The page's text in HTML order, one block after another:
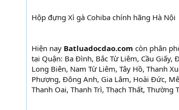
Hộp đựng Xì gà Cohiba chính hãng Hà Nội
Hiện nay Batluadocdao.com còn phân
tại Quận: Ba Đình, Bắc Từ Liêm, Cầu
Long Biên, Nam Từ Liêm, Tây Hồ, Thanh
Phượng, Đông Anh, Gia Lâm, Hoài Đức,
Thanh Oai, Thanh Trì, Thạch Thất, Thường